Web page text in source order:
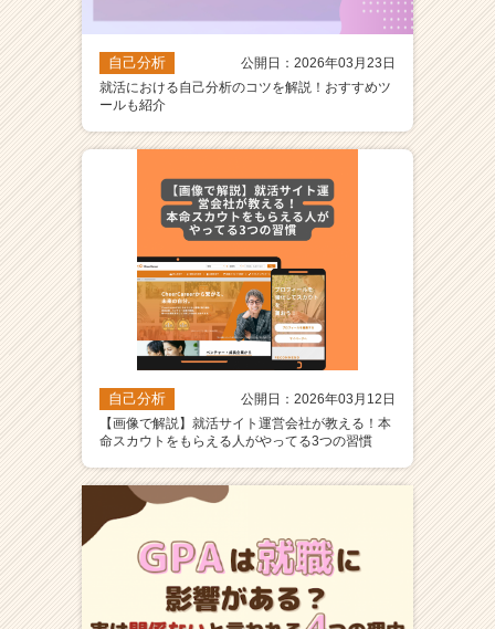
自己分析
公開日：2026年03月23日
就活における自己分析のコツを解説！おすすめツ
ールも紹介
自己分析
公開日：2026年03月12日
【画像で解説】就活サイト運営会社が教える！本
命スカウトをもらえる人がやってる3つの習慣